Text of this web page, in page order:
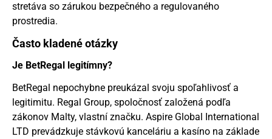
stretáva so zárukou bezpečného a regulovaného
prostredia.
Často kladené otázky
Je BetRegal legitímny?
BetRegal nepochybne preukázal svoju spoľahlivosť a
legitimitu. Regal Group, spoločnosť založená podľa
zákonov Malty, vlastní značku. Aspire Global International
LTD prevádzkuje stávkovú kanceláriu a kasíno na základe